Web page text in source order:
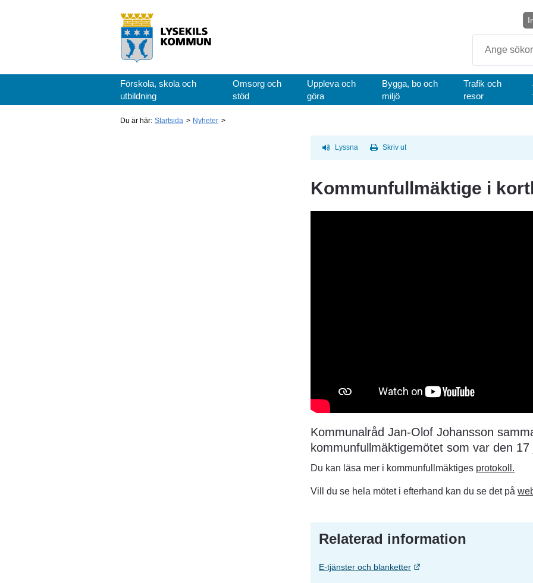
Förskola, skola och
utbildning
Omsorg och
stöd
Uppleva och
göra
Bygga, bo och
miljö
Trafik och
resor
Du är här: Startsida Nyheter
Lyssna Skriv ut
Kommunfullmäktige i
Kommunalråd Jan-Olof Johansson
kommunfullmäktigemötet som var den 17
Du kan läsa mer i kommunfullmäktiges protokoll.
Vill du se hela mötet i efterhand kan du se det på
Relaterad information
E-tjänster och blanketter Länk till annan webbplats.